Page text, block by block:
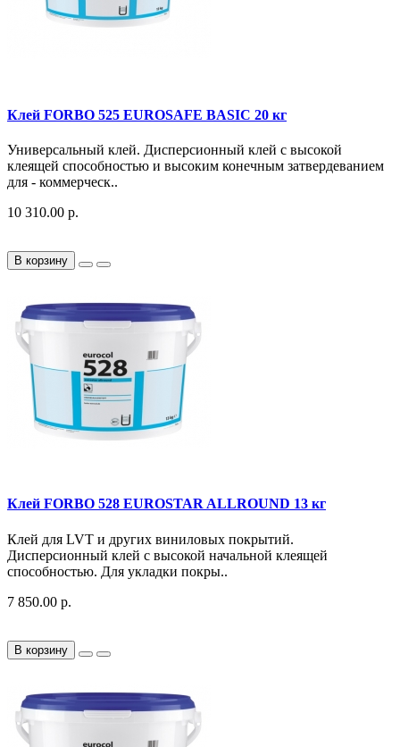
Клей FORBO 525 EUROSAFE BASIC 20 кг
Универсальный клей. Дисперсионный клей с высокой
клеящей способностью и высоким конечным затвердеванием
для - коммерческ..
10 310.00 р.
В корзину
Клей FORBO 528 EUROSTAR ALLROUND 13 кг
Клей для LVT и других виниловых покрытий.
Дисперсионный клей с высокой начальной клеящей
способностью. Для укладки покры..
7 850.00 р.
В корзину